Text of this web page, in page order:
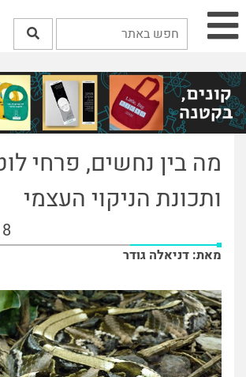
מה בין נחשים, פרחי
ותכונת הניקוי העצמי
מאת: דניאלה גודר